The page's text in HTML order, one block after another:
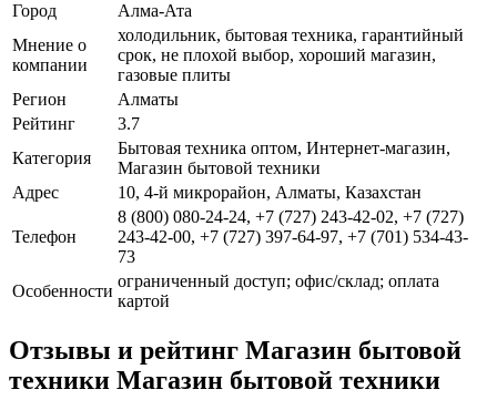
Город
Алма-Ата
Мнение о
компании
холодильник, бытовая техника, гарантийный
срок, не плохой выбор, хороший магазин,
газовые плиты
Регион
Алматы
Рейтинг
3.7
Категория
Бытовая техника оптом, Интернет-магазин,
Магазин бытовой техники
Адрес
10, 4-й микрорайон, Алматы, Казахстан
Телефон
8 (800) 080-24-24, +7 (727) 243-42-02, +7 (727)
243-42-00, +7 (727) 397-64-97, +7 (701) 534-43-
73
Особенности
ограниченный доступ; офис/склад; оплата
картой
Отзывы и рейтинг Магазин бытовой
техники Магазин бытовой техники